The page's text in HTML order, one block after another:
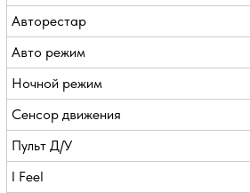
Авторестар
Авто режим
Ночной режим
Сенсор движения
Пульт Д/У
I Feel